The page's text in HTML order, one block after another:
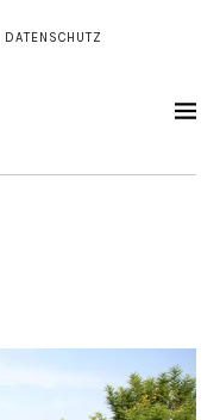
DATENSCHUTZ